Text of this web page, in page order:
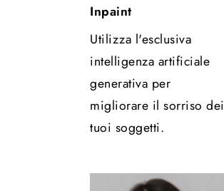
Inpaint
Utilizza l'esclusiva
intelligenza artificiale
generativa per
migliorare il sorriso dei
tuoi soggetti.